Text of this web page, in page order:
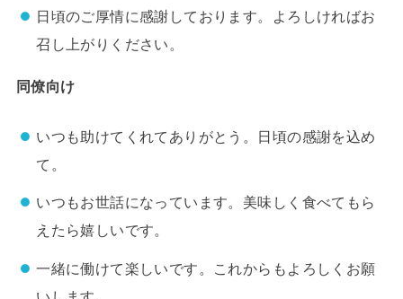
日頃のご厚情に感謝しております。よろしければお
召し上がりください。
同僚向け
いつも助けてくれてありがとう。日頃の感謝を込め
て。
いつもお世話になっています。美味しく食べてもら
えたら嬉しいです。
一緒に働けて楽しいです。これからもよろしくお願